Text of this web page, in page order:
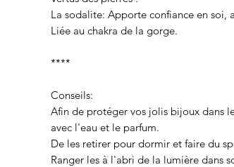
La sodalite: Apporte confiance en soi,
Liée au chakra de la gorge.
****
Conseils:
Afin de protéger vos jolis bijoux dans
avec l'eau et le parfum.
De les retirer pour dormir et faire du
Ranger les à l'abri de la lumière dans